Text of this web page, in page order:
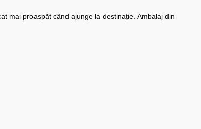
mai proaspăt când ajunge la destinație. Ambalaj din